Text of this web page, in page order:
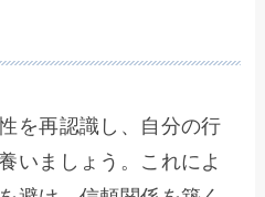
を再認識し、自分の行
いましょう。これによ